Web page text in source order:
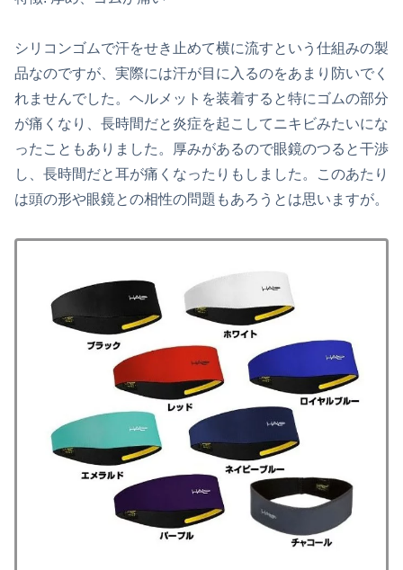
シリコンゴムで汗をせき止めて横に流すという仕組みの製
品なのですが、実際には汗が目に入るのをあまり防いでく
れませんでした。ヘルメットを装着すると特にゴムの部分
が痛くなり、長時間だと炎症を起こしてニキビみたいにな
ったこともありました。厚みがあるので眼鏡のつると干渉
し、長時間だと耳が痛くなったりもしました。このあたり
は頭の形や眼鏡との相性の問題もあろうとは思いますが。